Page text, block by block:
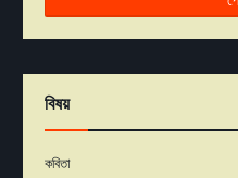
বিষয়
কবিতা